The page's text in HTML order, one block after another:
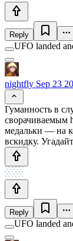
Reply
UFO landed
nightfly Sep 23
Гуманность в
сворачиваемым
медальки — на
вскидку.
Reply
UFO landed